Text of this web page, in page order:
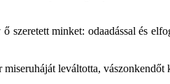
szeretett minket: odaadással és
leváltotta,